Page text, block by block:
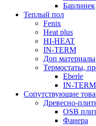
Барлинек
Теплый пол
Fenix
Heat plus
HI-HEAT
IN-TERM
Доп материалы
Термостаты,
Eberle
IN-TERM
Сопутствующие
Древесно-
OSB
Фанера